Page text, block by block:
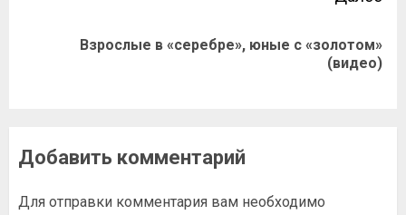
Взрослые в «серебре», юные с «золотом»
(видео)
Добавить комментарий
Для отправки комментария вам необходимо